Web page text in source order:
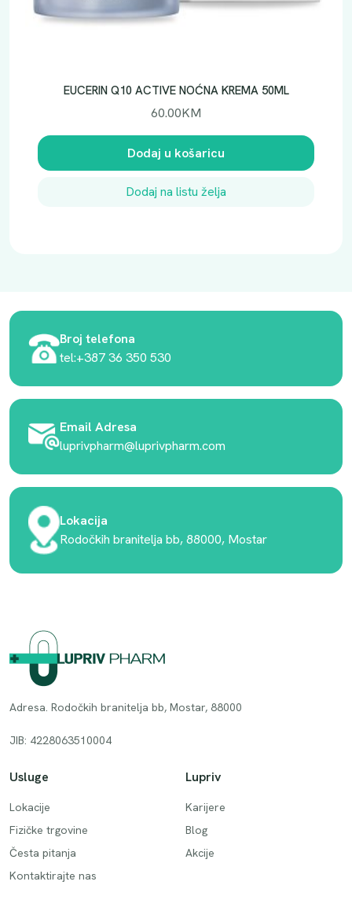
EUCERIN Q10 ACTIVE NOĆNA KREMA 50ML
60.00KM
Dodaj u košaricu
Dodaj na listu želja
Broj telefona
tel:+387 36 350 530
Email Adresa
luprivpharm@luprivpharm.com
Lokacija
Rodočkih branitelja bb, 88000, Mostar
Adresa. Rodočkih branitelja bb, Mostar, 88000
JIB: 4228063510004
Usluge
Lokacije
Fizičke trgovine
Česta pitanja
Kontaktirajte nas
Lupriv
Karijere
Blog
Akcije